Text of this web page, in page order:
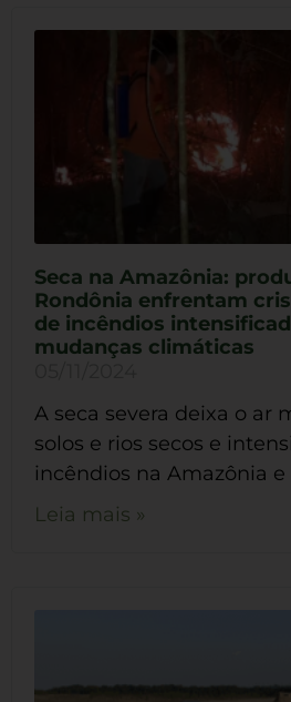
Seca na Amazônia:
Rondônia enfrentam
de incêndios
mudanças climáticas
A seca severa deixa o ar
solos e rios secos e
incêndios na Amazônia
Leia mais »